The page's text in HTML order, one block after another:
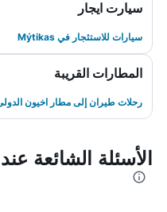
سيارت ايجار
سيارات للاستئجار في Mýtikas
المطارات القريبة
رحلات طيران إلى مطار اخيون
الأسئلة الشائعة